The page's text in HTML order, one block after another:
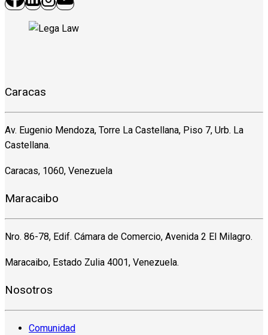
Caracas
Av. Eugenio Mendoza, Torre La Castellana, Piso 7, Urb. La
Castellana.
Caracas, 1060, Venezuela
Maracaibo
Nro. 86-78, Edif. Cámara de Comercio, Avenida 2 El Milagro.
Maracaibo, Estado Zulia 4001, Venezuela.
Nosotros
Comunidad